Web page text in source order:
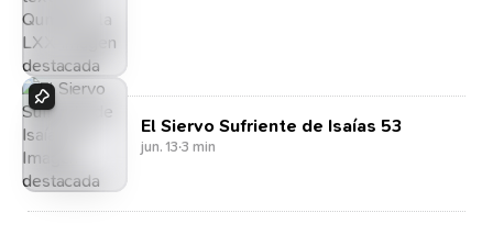
El Siervo Sufriente de Isaías 53
jun. 13·3 min